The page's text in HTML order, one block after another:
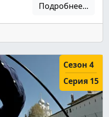
Подробнее...
Сезон 4
Серия 15